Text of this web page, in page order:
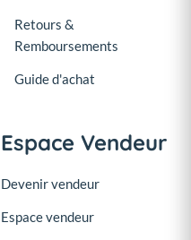
Retours &
Remboursements
Guide d'achat
Espace Vendeur
Devenir vendeur
Espace vendeur